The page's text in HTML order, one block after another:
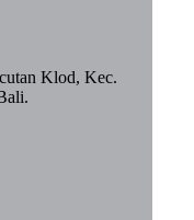
Klod, Kec.